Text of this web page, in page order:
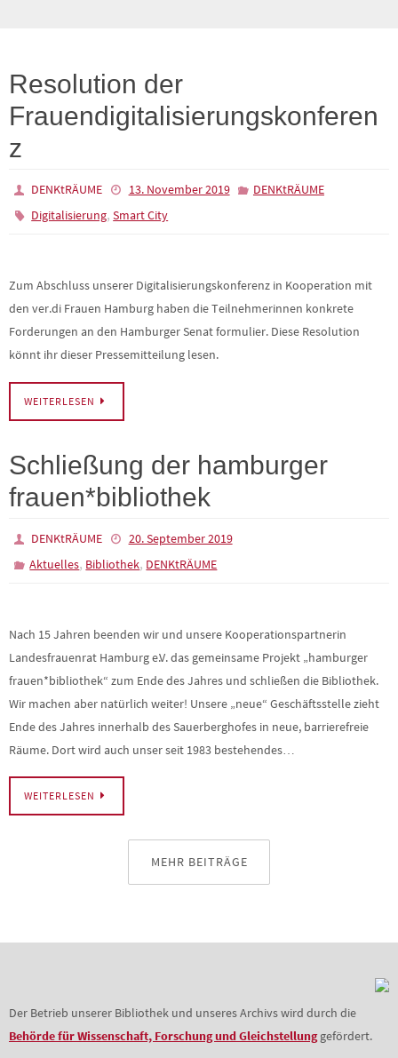
Resolution der
Frauendigitalisierungskonferen
z
DENKtRÄUME 13. November 2019
DENKtRÄUME
Digitalisierung,Smart City
Zum Abschluss unserer Digitalisierungskonferenz in Kooperation mit
den ver.di Frauen Hamburg haben die Teilnehmerinnen konkrete
Forderungen an den Hamburger Senat formulier. Diese Resolution
könnt ihr dieser Pressemitteilung lesen.
WEITERLESEN
Schließung der hamburger
frauen*bibliothek
DENKtRÄUME
20. September 2019
Aktuelles, Bibliothek, DENKtRÄUME
Nach 15 Jahren beenden wir und unsere Kooperationspartnerin
Landesfrauenrat Hamburg e.V. das gemeinsame Projekt „hamburger
frauen*bibliothek“ zum Ende des Jahres und schließen die Bibliothek.
Wir machen aber natürlich weiter! Unsere „neue“ Geschäftsstelle zieht
Ende des Jahres innerhalb des Sauerberghofes in neue, barrierefreie
Räume. Dort wird auch unser seit 1983 bestehendes…
WEITERLESEN
MEHR BEITRÄGE
Der Betrieb unserer Bibliothek und unseres Archivs wird durch die
Behörde für Wissenschaft, Forschung und Gleichstellunggefördert.